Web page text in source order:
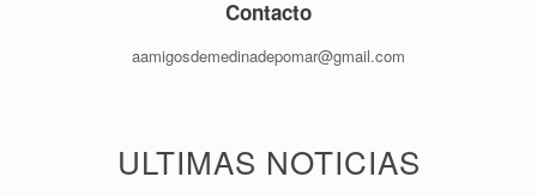
Contacto
aamigosdemedinadepomar@gmail.com
ULTIMAS NOTICIAS